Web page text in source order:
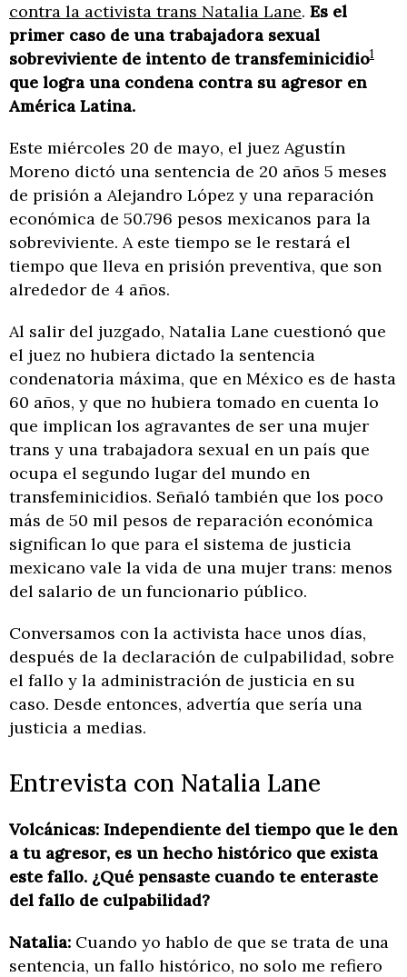
contra la activista trans Natalia Lane. Es el
primer caso de una trabajadora sexual
sobreviviente de intento de transfeminicidio1
que logra una condena contra su agresor en
América Latina.
Este miércoles 20 de mayo, el juez Agustín
Moreno dictó una sentencia de 20 años 5 meses
de prisión a Alejandro López y una reparación
económica de 50.796 pesos mexicanos para la
sobreviviente. A este tiempo se le restará el
tiempo que lleva en prisión preventiva, que son
alrededor de 4 años.
Al salir del juzgado, Natalia Lane cuestionó que
el juez no hubiera dictado la sentencia
condenatoria máxima, que en México es de hasta
60 años, y que no hubiera tomado en cuenta lo
que implican los agravantes de ser una mujer
trans y una trabajadora sexual en un país que
ocupa el segundo lugar del mundo en
transfeminicidios. Señaló también que los poco
más de 50 mil pesos de reparación económica
significan lo que para el sistema de justicia
mexicano vale la vida de una mujer trans: menos
del salario de un funcionario público.
Conversamos con la activista hace unos días,
después de la declaración de culpabilidad, sobre
el fallo y la administración de justicia en su
caso. Desde entonces, advertía que sería una
justicia a medias.
Entrevista con Natalia Lane
Volcánicas: Independiente del tiempo que le den
a tu agresor, es un hecho histórico que exista
este fallo. ¿Qué pensaste cuando te enteraste
del fallo de culpabilidad?
Natalia: Cuando yo hablo de que se trata de una
sentencia, un fallo histórico, no solo me refiero